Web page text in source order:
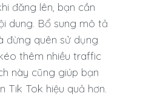
đăng lên, bạn cần
dung. Bổ sung mô tả
đừng quên sử dụng
thêm nhiều traffic
này cũng giúp bạn
Tik Tok hiệu quả hơn.